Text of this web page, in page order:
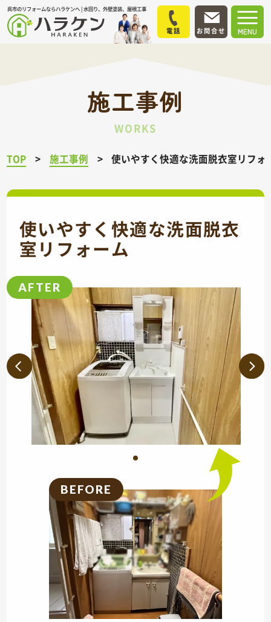
呉市のリフォームならハラケンへ | 水回り、外壁塗装、屋根工事
MENU
電話 お問合せ
施工事例
WORKS
TOP 施工事例 使いやすく快適な洗面脱衣室リフォ
使いやすく快適な洗面脱衣
室リフォーム